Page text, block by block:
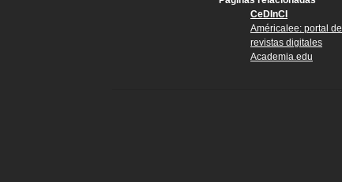
CeDInCI
Américalee: portal de
revistas digitales
Academia.edu